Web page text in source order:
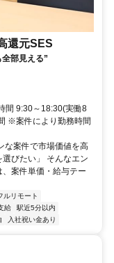
還元SES
部見える”
間 9:30～18:30(実働8
※案件により勤務時間
な案件で市場価値を高
びたい」 そんなエン
案件単価・給与テー
ルリモート
給
駅近5分以内
入社祝い金あり